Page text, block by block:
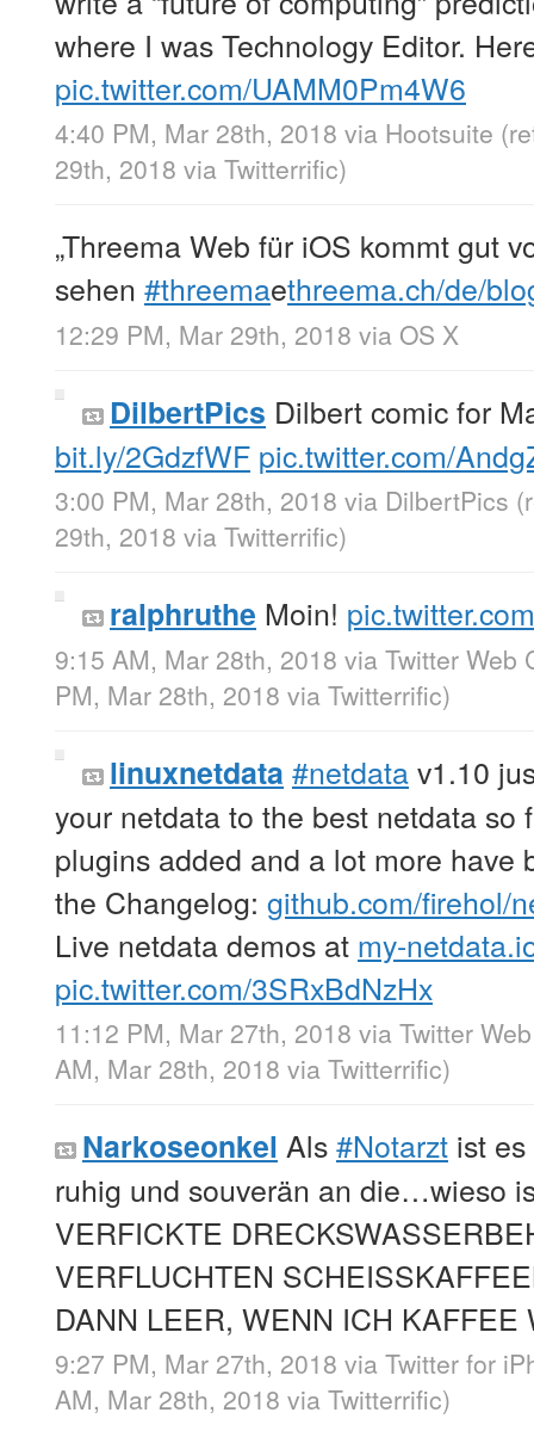
where I was Technology Editor.
pic.twitter.com/UAMM0Pm4W6
4:40 PM, Mar 28th, 2018 via Hootsuite
29th, 2018 via Twitterrific)
„Threema Web für iOS kommt gut
sehen #threemaethreema.ch/de/
12:29 PM, Mar 29th, 2018 via OS X
DilbertPics Dilbert comic for
bit.ly/2GdzfWF pic.twitter.com/
3:00 PM, Mar 28th, 2018 via DilbertPics
29th, 2018 via Twitterrific)
ralphruthe Moin!
9:15 AM, Mar 28th, 2018 via Twitter Web
PM, Mar 28th, 2018 via Twitterrific)
linuxnetdata #netdatav1.10
your netdata to the best netdata so
plugins added and a lot more have
the Changelog: github.com/firehol/
Live netdata demos at my-
pic.twitter.com/3SRxBdNzHx
11:12 PM, Mar 27th, 2018 via Twitter
AM, Mar 28th, 2018 via Twitterrific)
Narkoseonkel Als#Notarzt ist
ruhig und souverän an die…wieso
VERFICKTE
VERFLUCHTEN
DANN LEER, WENN ICH KAFFEE
9:27 PM, Mar 27th, 2018 via Twitter for
AM, Mar 28th, 2018 via Twitterrific)